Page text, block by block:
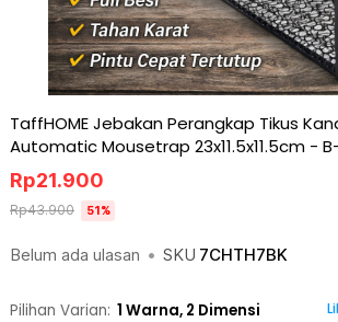
TaffHOME Jebakan Perangkap Tikus
Automatic Mousetrap 23x11.5x11.5cm -
Belum ada ulasan • SKU 7CHTH7BK
Rp21.900
Rp43.900 51%
Pilihan Varian: 1 Warna, 2 Dimensi